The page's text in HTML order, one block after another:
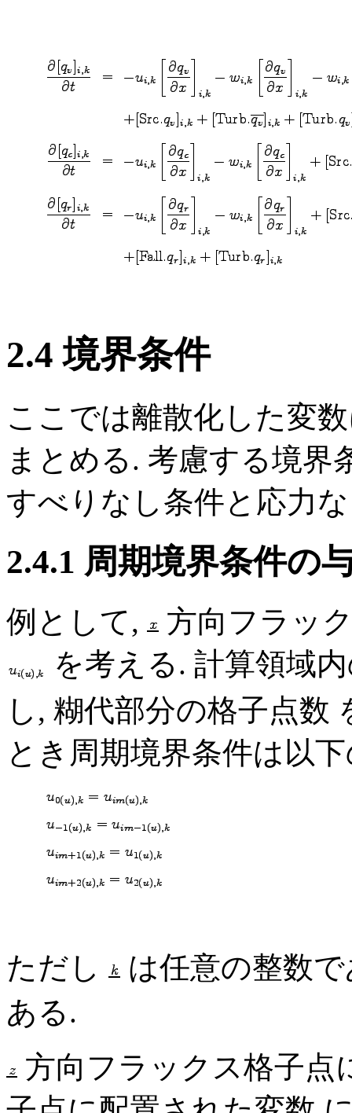
2.4 境界条件
ここでは離散化した変
まとめる. 考慮する境界
すべりなし条件と応力
2.4.1 周期境界条件の
例として,
方向フラッ
を考える. 計算領域
し, 糊代部分の格子点数
とき周期境界条件は以
ただし
は任意の整数
ある.
方向フラックス格子点